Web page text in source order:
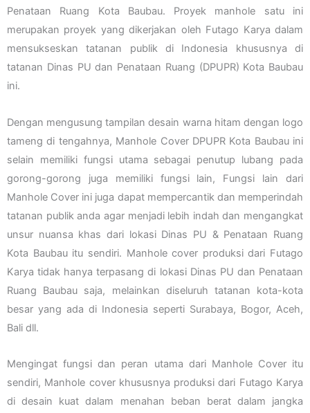
Penataan Ruang Kota Baubau. Proyek manhole satu ini
merupakan proyek yang dikerjakan oleh Futago Karya dalam
mensukseskan tatanan publik di Indonesia khususnya di
tatanan Dinas PU dan Penataan Ruang (DPUPR) Kota Baubau
ini.
Dengan mengusung tampilan desain warna hitam dengan logo
tameng di tengahnya, Manhole Cover DPUPR Kota Baubau ini
selain memiliki fungsi utama sebagai penutup lubang pada
gorong-gorong juga memiliki fungsi lain, Fungsi lain dari
Manhole Cover ini juga dapat mempercantik dan memperindah
tatanan publik anda agar menjadi lebih indah dan mengangkat
unsur nuansa khas dari lokasi Dinas PU & Penataan Ruang
Kota Baubau itu sendiri. Manhole cover produksi dari Futago
Karya tidak hanya terpasang di lokasi Dinas PU dan Penataan
Ruang Baubau saja, melainkan diseluruh tatanan kota-kota
besar yang ada di Indonesia seperti Surabaya, Bogor, Aceh,
Bali dll.
Mengingat fungsi dan peran utama dari Manhole Cover itu
sendiri, Manhole cover khususnya produksi dari Futago Karya
di desain kuat dalam menahan beban berat dalam jangka